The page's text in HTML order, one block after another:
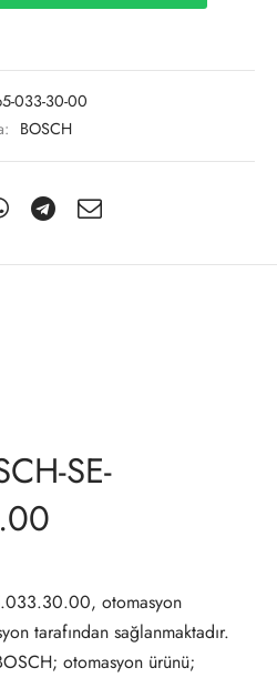
033-30-00
BOSCH
SE-
otomasyon
tarafından sağlanmaktadır.
otomasyon ürünü;